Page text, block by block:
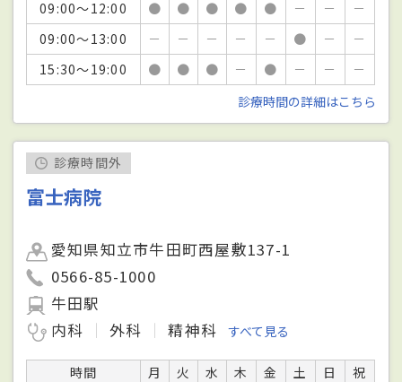
09:00～12:00 ● ● ● ● ● － －
－
09:00～13:00
－ － － － － ● －
－
15:30～19:00
● ● ● － ● － －
－
診療時間の詳細はこちら
診療時間外
富士病院
愛知県知立市牛田町西屋敷137-1
0566-85-1000
牛田駅
内科
外科 精神科 すべて見る
時間 月 火 水 木 金 土 日
祝